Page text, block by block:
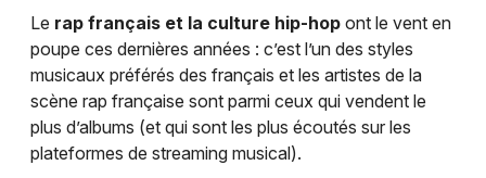
Le rap français et la culture hip-hop ont le vent en
poupe ces dernières années : c’est l’un des styles
musicaux préférés des français et les artistes de la
scène rap française sont parmi ceux qui vendent le
plus d’albums (et qui sont les plus écoutés sur les
plateformes de streaming musical).